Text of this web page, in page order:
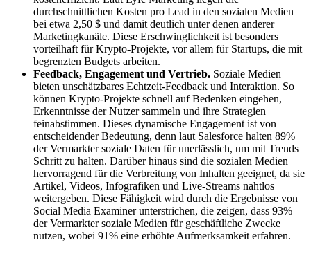
durchschnittlichen Kosten pro Lead in den sozialen Medien
bei etwa 2,50 $ und damit deutlich unter denen anderer
Marketingkanäle. Diese Erschwinglichkeit ist besonders
vorteilhaft für Krypto-Projekte, vor allem für Startups, die mit
begrenzten Budgets arbeiten.
Feedback, Engagement und Vertrieb. Soziale Medien
bieten unschätzbares Echtzeit-Feedback und Interaktion. So
können Krypto-Projekte schnell auf Bedenken eingehen,
Erkenntnisse der Nutzer sammeln und ihre Strategien
feinabstimmen. Dieses dynamische Engagement ist von
entscheidender Bedeutung, denn laut Salesforce halten 89%
der Vermarkter soziale Daten für unerlässlich, um mit Trends
Schritt zu halten. Darüber hinaus sind die sozialen Medien
hervorragend für die Verbreitung von Inhalten geeignet, da sie
Artikel, Videos, Infografiken und Live-Streams nahtlos
weitergeben. Diese Fähigkeit wird durch die Ergebnisse von
Social Media Examiner unterstrichen, die zeigen, dass 93%
der Vermarkter soziale Medien für geschäftliche Zwecke
nutzen, wobei 91% eine erhöhte Aufmerksamkeit erfahren.